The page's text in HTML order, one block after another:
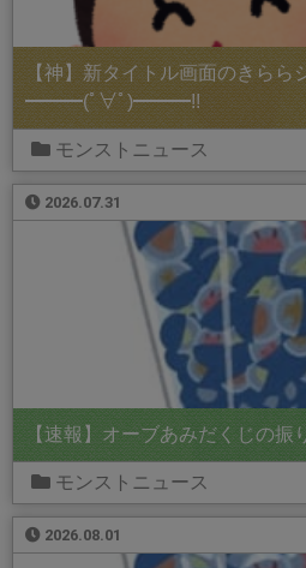
【神】新タイトル画面のきらら
━━━(ﾟ∀ﾟ)━━━!!
モンストニュース
2026.07.31
【速報】オーブあみだくじの振
モンストニュース
2026.08.01